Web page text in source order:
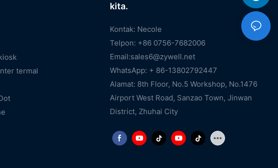
termal
kita.
Kontak: Necole
Telpon: +86 0756-7682006
Email:sales6@zywell.net
WhatsApp: + 86-13802792447
Alamat: 8th Floor, No.5 Workshop, No.1476
Airport West Road, Sanzao Town, Jinwan
District, Zhuhai City